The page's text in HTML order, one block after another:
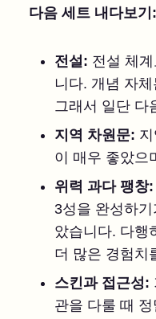
다음 세트 내다보
전설: 전설 체
니다. 개념 자
그래서 일단 다
지역 차원문:
이 매우 좋았으
위력 과다 팽창:
3성을 완성하
았습니다. 다행
더 많은 경험치
스킨과 접근성:
관을 다룰 때